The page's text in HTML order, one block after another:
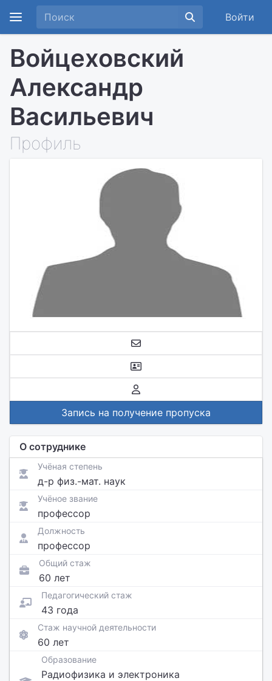
Войти
Войцеховский
Александр
Васильевич
Профиль
Запись на получение пропуска
О сотруднике
Учёная степень
д-р физ.-мат. наук
Учёное звание
профессор
Должность
профессор
Общий стаж
60 лет
Педагогический стаж
43 года
Стаж научной деятельности
60 лет
Образование
Радиофизика и электроника